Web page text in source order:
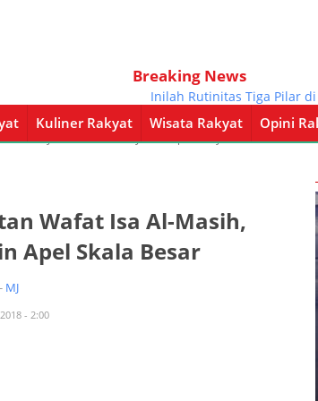
Breaking News
Inilah Rutinitas Tiga Pilar di
Kuliner Rakyat Wisata Rakyat Opini
Rakyat Wisata Rakyat Opini Rakyat
Wafat Isa Al-Masih,
Apel Skala Besar
MJ
- 2:00